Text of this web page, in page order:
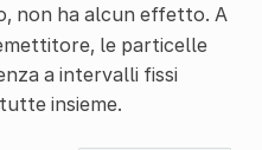
non ha alcun effetto. A
le particelle
a intervalli fissi
insieme.